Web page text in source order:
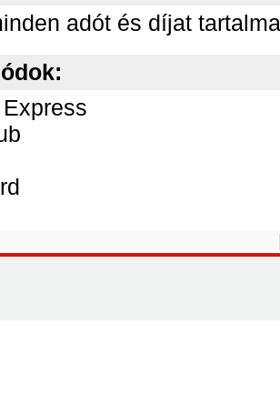
adót és díjat